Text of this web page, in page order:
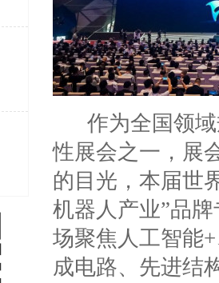
作为全国领
性展会之一，展
的目光，本届世
机器人产业”品
场聚焦人工智能+
成电路、先进结